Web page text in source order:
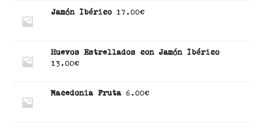
Jamón Ibérico 17.00€
Huevos Estrellados con Jamón Ibérico
13.00€
Macedonia Fruta 6.00€